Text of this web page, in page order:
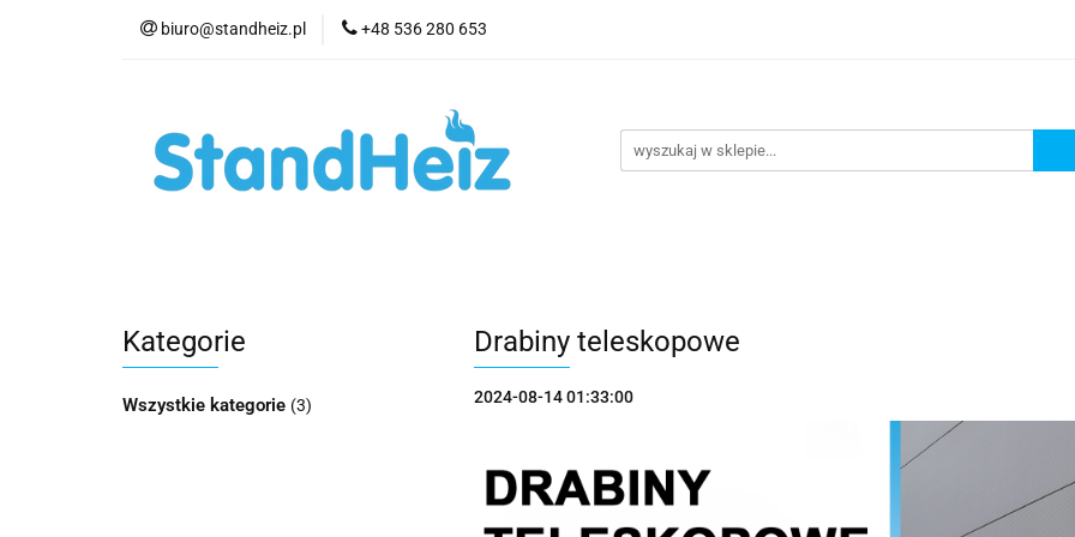
biuro@standheiz.pl +48 536 280 653
Kategorie
Kategorie
Wszystkie kategorie (3)
Drabiny teleskopowe
2024-08-14 01:33:00